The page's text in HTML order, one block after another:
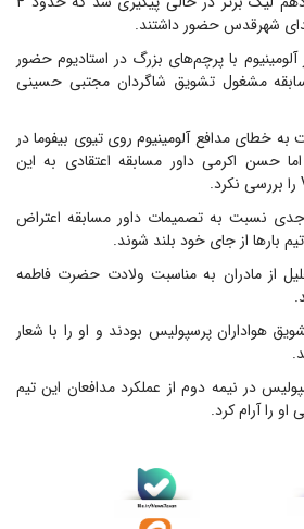
شهرقدس حضور داشتند.
طرفدار آلومینیوم با پرچم‌های بزرگ در استادیوم حضور
مشغول تشویق شاگردان مجتبی حسینی
خطای مدافع آلومینیوم روی تیوی بیفوما در
حسن اکرمی داور مسابقه اعتقادی به این
جدی نسبت به تصمیمات داور مسابقه اعتراض
بار‌ها از جای خود بلند شوند.
از مادران به مناسبت ولادت حضرت فاطمه
هواداران پرسپولیس بودند و او را با شعار
در نیمه دوم از عملکرد مدافعان این تیم
را آرام کرد.